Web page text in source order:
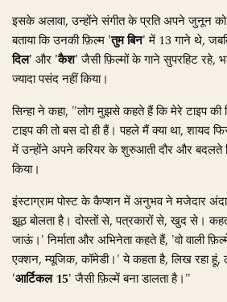
इसके अलावा, उन्होंने संगीत के प्रति अपने जुनून को
बताया कि उनकी फ़िल्म 'तुम बिन'में 13 गाने थे,
दिल' और 'कैश'जैसी फ़िल्मों के गाने सुपरहिट रहे,
ज्यादा पसंद नहीं किया।
सिन्हा ने कहा, "लोग मुझसे कहते हैं कि मेरे टाइप
टाइप की तो बस दो ही हैं। पहले मैं क्या था, शायद
में उन्होंने अपने करियर के शुरुआती दौर और बदलते
किया।
इंस्टाग्राम पोस्ट के कैप्शन में अनुभव ने मजेदार
झूठ बोलता है। दोस्तों से, पत्रकारों से, खुद से।
जाऊं।' निर्माता और अभिनेता कहते हैं, 'वो वाली
एक्शन, म्यूजिक, कॉमेडी।' ये कहता है, लिख रहा हूं,
'आर्टिकल 15'जैसी फ़िल्में बना डालता है।"